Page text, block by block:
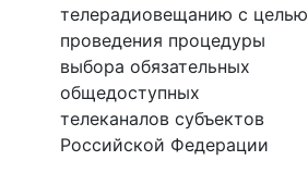
телерадиовещанию с целью
проведения процедуры
выбора обязательных
общедоступных
телеканалов субъектов
Российской Федерации